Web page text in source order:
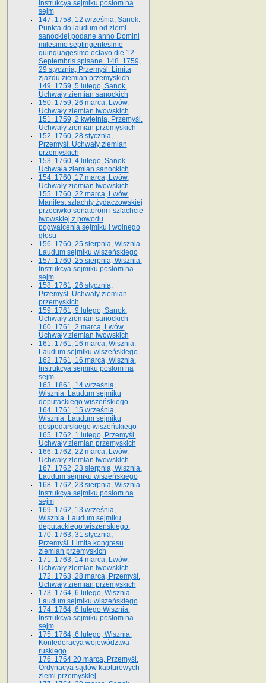
Instrukcya sejmiku posłom na
sejm
147. 1758, 12 września, Sanok.
Punkta do laudum od ziemi
sanockiej podane anno Domini
milesimo septingentesimo
quinquagesimo octavo die 12
Septembris spisane. 148. 1759,
29 stycznia, Przemyśl. Limita
zjazdu ziemian przemyskich
149. 1759, 5 lutego, Sanok.
Uchwały ziemian sanockich
150. 1759, 26 marca, Lwów.
Uchwały ziemian lwowskich
151. 1759, 2 kwietnia, Przemyśl.
Uchwały ziemian przemyskich
152. 1760, 28 stycznia,
Przemyśl. Uchwały ziemian
przemyskich
153. 1760, 4 lutego, Sanok.
Uchwała ziemian sanockich
154. 1760, 17 marca, Lwów.
Uchwały ziemian lwowskich
155. 1760, 22 marca, Lwów.
Manifest szlachty żydaczowskiej
przeciwko senatorom i szlachcie
lwowskiej z po­wodu
pogwałcenia sejmiku i wolnego
głosu
156. 1760, 25 sierpnia, Wisznia.
Laudum sejmiku wiszeńskiego
157. 1760, 25 sierpnia, Wisznia.
Instrukcya sejmiku posłom na
sejm
158. 1761, 26 stycznia,
Przemyśl. Uchwały ziemian
przemyskich
159. 1761, 9 lutego, Sanok.
Uchwały ziemian sanockich
160. 1761, 2 marca, Lwów.
Uchwały ziemian lwowskich
161. 1761, 16 marca, Wisznia.
Laudum sejmiku wiszeńskiego
162. 1761, 16 marca, Wisznia.
Instrukcya sejmiku posłom na
sejm
163. 1861, 14 września,
Wisznia. Laudum sejmiku
deputackiego wiszeńskiego
164. 1761, 15 września,
Wisznia. Laudum sejmiku
gospodarskiego wiszeńskiego
165. 1762, 1 lutego, Przemyśl.
Uchwały ziemian przemyskich
166. 1762, 22 marca, Lwów.
Uchwały ziemian lwowskich
167. 1762, 23 sierpnia, Wisznia.
Laudum sejmiku wiszeńskiego
168. 1762, 23 sierpnia, Wisznia.
Instrukcya sejmiku posłom na
sejm
169. 1762, 13 września,
Wisznia. Laudum sejmiku
deputackiego wiszeńskiego.
170. 1763, 31 stycznia,
Przemyśl. Limita kongresu
ziemian przemyskich
171. 1763, 14 marca, Lwów.
Uchwały ziemian lwowskich
172. 1763, 28 marca, Przemyśl.
Uchwały ziemian przemyskich
173. 1764, 6 lutego, Wisznia.
Laudum sejmiku wiszeńskiego
174. 1764, 6 lutego Wisznia.
Instrukcya sejmiku posłom na
sejm
175. 1764, 6 lutego, Wisznia.
Konfederacya województwa
ruskiego
176. 1764 20 marca, Przemyśl.
Ordynacya sądów kapturowych
ziemi przemyskiej